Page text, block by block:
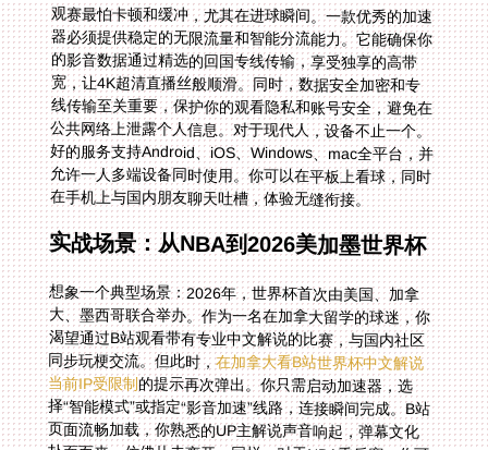
观赛最怕卡顿和缓冲，尤其在进球瞬间。一款优秀的加速
器必须提供稳定的无限流量和智能分流能力。它能确保你
的影音数据通过精选的回国专线传输，享受独享的高带
宽，让4K超清直播丝般顺滑。同时，数据安全加密和专
线传输至关重要，保护你的观看隐私和账号安全，避免在
公共网络上泄露个人信息。对于现代人，设备不止一个。
好的服务支持Android、iOS、Windows、mac全平台，并
允许一人多端设备同时使用。你可以在平板上看球，同时
在手机上与国内朋友聊天吐槽，体验无缝衔接。
实战场景：从NBA到2026美加墨世界杯
想象一个典型场景：2026年，世界杯首次由美国、加拿
大、墨西哥联合举办。作为一名在加拿大留学的球迷，你
渴望通过B站观看带有专业中文解说的比赛，与国内社区
同步玩梗交流。但此时，在加拿大看B站世界杯中文解说
当前IP受限制的提示再次弹出。你只需启动加速器，选
择“智能模式”或指定“影音加速”线路，连接瞬间完成。B站
页面流畅加载，你熟悉的UP主解说声音响起，弹幕文化
扑面而来，仿佛从未离开。同样，对于NBA季后赛，你可
以自由选择腾讯体育或咪咕视频，不再错过任何一场关键